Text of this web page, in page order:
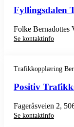
Fyllingsdalen
Folke Bernadottes
Se kontaktinfo
Trafikkopplæring
Positiv
Fageråsveien 2,
Se kontaktinfo